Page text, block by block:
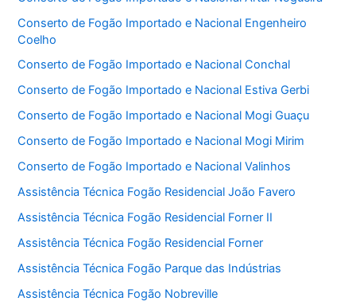
Conserto de Fogão Importado e Nacional Engenheiro
Coelho
Conserto de Fogão Importado e Nacional Conchal
Conserto de Fogão Importado e Nacional Estiva Gerbi
Conserto de Fogão Importado e Nacional Mogi Guaçu
Conserto de Fogão Importado e Nacional Mogi Mirim
Conserto de Fogão Importado e Nacional Valinhos
Assistência Técnica Fogão Residencial João Favero
Assistência Técnica Fogão Residencial Forner II
Assistência Técnica Fogão Residencial Forner
Assistência Técnica Fogão Parque das Indústrias
Assistência Técnica Fogão Nobreville